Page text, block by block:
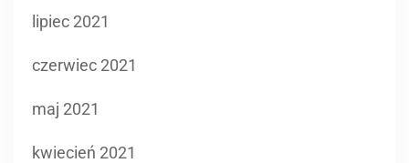
lipiec 2021
czerwiec 2021
maj 2021
kwiecień 2021